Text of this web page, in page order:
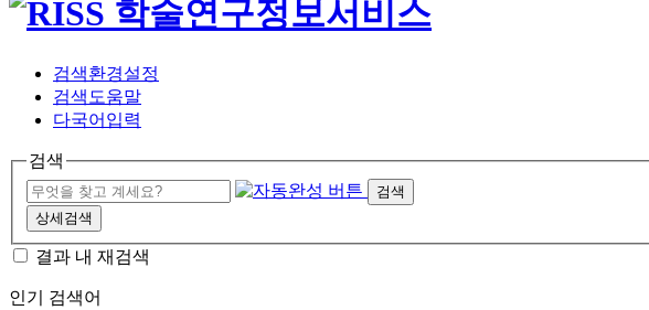
검색환경설정
검색도움말
다국어입력
검색
검색
상세검색
결과 내 재검색
인기 검색어